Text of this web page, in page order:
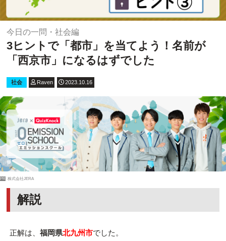
今日の一問・社会編
3ヒントで「都市」を当てよう！名前が
「西京市」になるはずでした
社会 Raven 2023.10.16
PR 株式会社JERA
解説
正解は、 福岡県北九州市でした。